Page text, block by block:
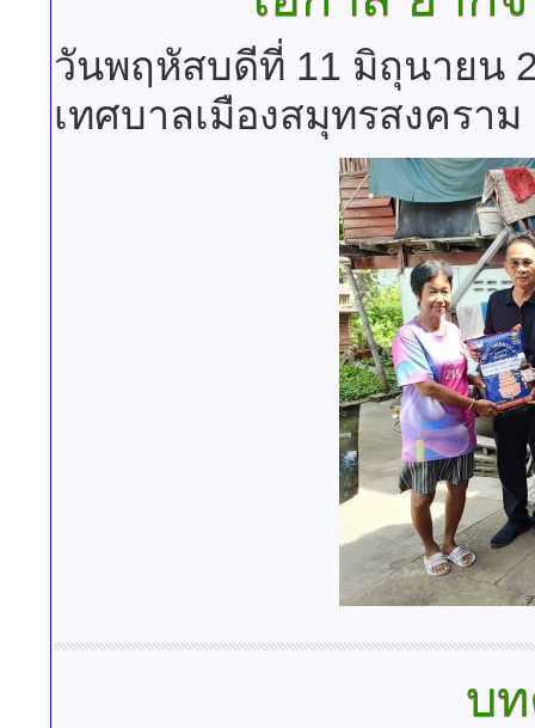
วันพฤหัสบดีที่ 11 มิถุนายน
เทศบาลเมืองสมุทรสงคราม
บ